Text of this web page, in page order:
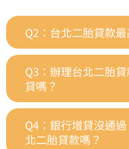
Q2：台北二胎貸款
Q3：辦理台北二胎
貸嗎？
Q4：銀行增貸沒通
北二胎貸款嗎？